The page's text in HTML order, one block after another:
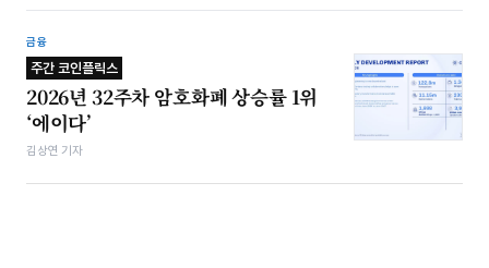
금융
주간 코인플릭스
2026년 32주차 암호화폐 상승률 1위
‘에이다’
김상연 기자